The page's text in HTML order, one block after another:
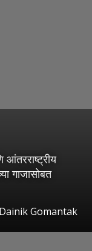
गाजासोबत
Gomantak